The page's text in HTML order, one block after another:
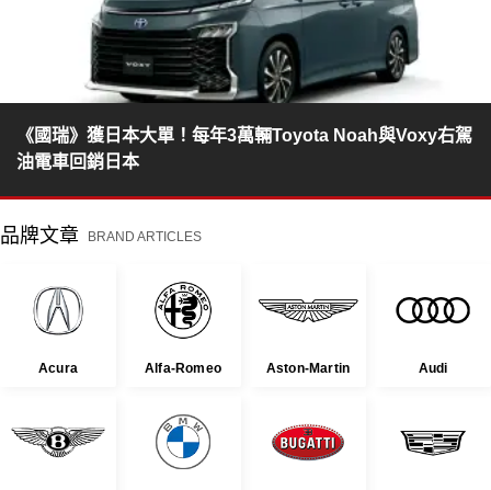
《國瑞》獲日本大單！每年3萬輛Toyota Noah與Voxy右駕
油電車回銷日本
品牌文章 BRAND ARTICLES
Acura Alfa-Romeo Aston-Martin Audi